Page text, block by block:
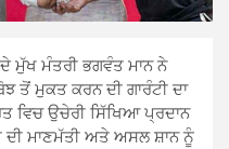
ਮੁੱਖ ਮੰਤਰੀ ਭਗਵੰਤ ਮਾਨ ਨੇ
ਤੋਂ ਮੁਕਤ ਕਰਨ ਦੀ ਗਾਰੰਟੀ ਦਾ
ਵਿਚ ਉਚੇਰੀ ਸਿੱਖਿਆ ਪ੍ਰਦਾਨ
ਦੀ ਮਾਣਮੱਤੀ ਅਤੇ ਅਸਲ ਸ਼ਾਨ ਨੂੰ